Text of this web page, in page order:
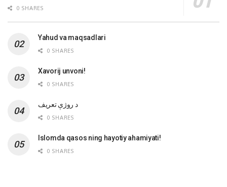
0 SHARES
Yahud va maqsadlari
0 SHARES
Xavorij unvoni!
0 SHARES
‌د روژې تعریف
0 SHARES
Islomda qasos ning hayotiy ahamiyati!
0 SHARES